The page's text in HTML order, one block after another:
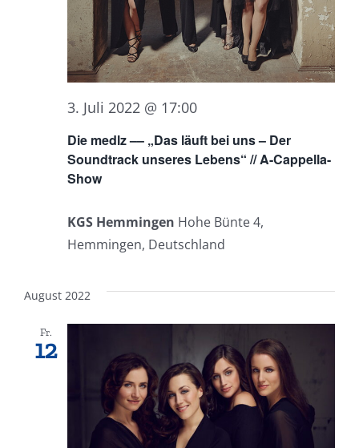
Die medlz –– „Das läuft bei uns – Der
Soundtrack unseres Lebens“ // A-Cappella-
Show
3. Juli 2022 @ 17:00
KGS Hemmingen Hohe Bünte 4,
Hemmingen, Deutschland
August 2022
Fr.
12